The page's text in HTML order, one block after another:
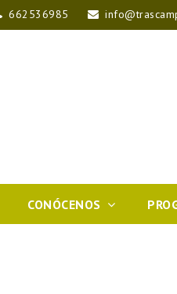
662536985
CONÓCENOS